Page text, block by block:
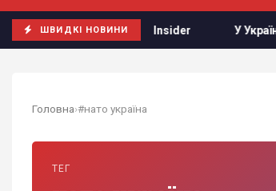
ШВИДКІ НОВИНИ
- Business Insider У Україні
Головна›#нато україна
ТЕГ